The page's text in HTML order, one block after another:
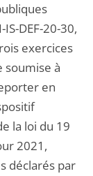
DEF-20-30,
exercices
soumise à
en
la loi du 19
2021,
déclarés par